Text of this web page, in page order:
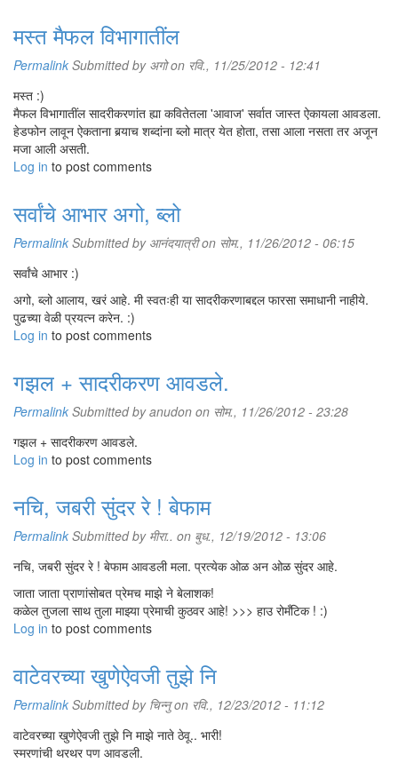
मस्त मैफल विभागातींल
Permalink Submitted by अगोon रवि., 11/25/2012 - 12:41
मस्त :)
मैफल विभागातींल सादरीकरणांत ह्या कवितेतला 'आवाज' सर्वात जास्त ऐकायला आवडला.
हेडफोन लावून ऐकताना बर्‍याच शब्दांना ब्लो मात्र येत होता, तसा आला नसता तर अजून
मजा आली असती.
Log in to post comments
सर्वांचे आभार अगो, ब्लो
Permalink Submitted by आनंदयात्रीon सोम., 11/26/2012 - 06:15
सर्वांचे आभार :)
अगो, ब्लो आलाय, खरं आहे. मी स्वतःही या सादरीकरणाबद्दल फारसा समाधानी नाहीये.
पुढच्या वेळी प्रयत्न करेन. :)
Log in to post comments
गझल + सादरीकरण आवडले.
Permalink Submitted byanudon on सोम., 11/26/2012 - 23:28
गझल + सादरीकरण आवडले.
Log in to post comments
नचि, जबरी सुंदर रे ! बेफाम
Permalink Submitted by मीरा.. on बुध., 12/19/2012 - 13:06
नचि, जबरी सुंदर रे ! बेफाम आवडली मला. प्रत्येक ओळ अन ओळ सुंदर आहे.
जाता जाता प्राणांसोबत प्रेमच माझे ने बेलाशक!
कळेल तुजला साथ तुला माझ्या प्रेमाची कुठवर आहे! >>> हाउ रोमँटिक ! :)
Log in to post comments
वाटेवरच्या खुणेऐवजी तुझे नि
Permalink Submitted by चिन्नुon रवि., 12/23/2012 - 11:12
वाटेवरच्या खुणेऐवजी तुझे नि माझे नाते ठेवू.. भारी!
स्मरणांची थरथर पण आवडली.